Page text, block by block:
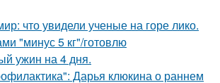
что увидели ученые на горе лико.
"минус 5 кг"/готовлю
ужин на 4 дня.
Дарья клюкина о раннем